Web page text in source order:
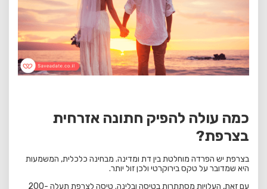
כמה עולה להפיק חתונה אזרחית
בצרפת?
בצרפת יש הפרדה מוחלטת בין דת ומדינה. מבחינה כלכלית, המשמעות
היא שמדובר על טקס בירוקרטי ולכן זול יותר.
עם זאת, העלויות מסתתרות בטיסה ובלינה. טיסה לצרפת תעלה 200-